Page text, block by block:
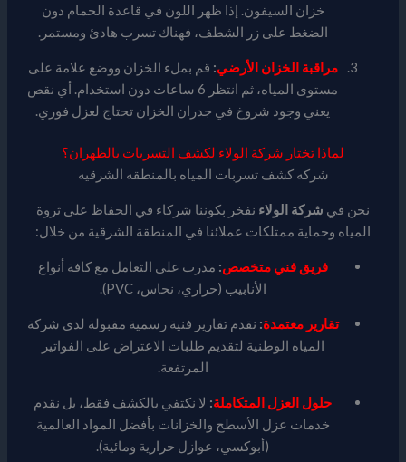
خزان السيفون. إذا ظهر اللون في قاعدة الحمام دون
الضغط على زر الشطف، فهناك تسرب هادئ ومستمر.
مراقبة الخزان الأرضي: قم بملء الخزان ووضع علامة على
مستوى المياه، ثم انتظر 6 ساعات دون استخدام. أي نقص
يعني وجود شروخ في جدران الخزان تحتاج لعزل فوري.
لماذا تختار شركة الولاء لكشف التسربات بالظهران؟
شركه كشف تسربات المياه بالمنطقه الشرقيه
نحن في شركة الولاء نفخر بكوننا شركاء في الحفاظ على ثروة
المياه وحماية ممتلكات عملائنا في المنطقة الشرقية من خلال:
فريق فني متخصص: مدرب على التعامل مع كافة أنواع
الأنابيب (حراري، نحاس، PVC).
تقارير معتمدة: نقدم تقارير فنية رسمية مقبولة لدى شركة
المياه الوطنية لتقديم طلبات الاعتراض على الفواتير
المرتفعة.
حلول العزل المتكاملة: لا نكتفي بالكشف فقط، بل نقدم
خدمات عزل الأسطح والخزانات بأفضل المواد العالمية
(أبوكسي، عوازل حرارية ومائية).